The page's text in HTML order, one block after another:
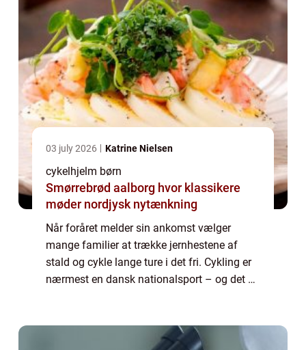
03 july 2026 Katrine Nielsen
cykelhjelm børn
Smørrebrød aalborg hvor klassikere
møder nordjysk nytænkning
Når foråret melder sin ankomst vælger
mange familier at trække jernhestene af
stald og cykle lange ture i det fri. Cykling er
nærmest en dansk nationalsport – og det er